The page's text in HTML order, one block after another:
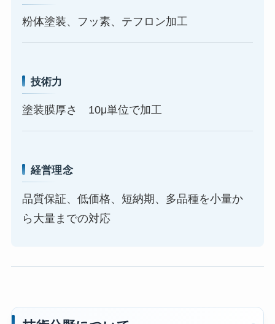
粉体塗装、フッ素、テフロン加工
技術力
塗装膜厚さ 10μ単位で加工
経営理念
品質保証、低価格、短納期、多品種を小量か
ら大量までの対応